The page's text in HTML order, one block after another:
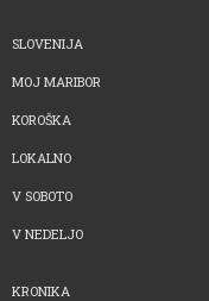
SLOVENIJA
MOJ MARIBOR
KOROŠKA
LOKALNO
V SOBOTO
V NEDELJO
KRONIKA